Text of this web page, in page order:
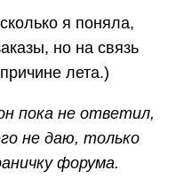
я поняла,
но на связь
лета.)
пока не ответил,
не даю, только
форума.